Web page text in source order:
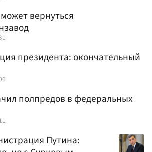
вернуться
президента: окончательный
полпредов в федеральных
Путина: